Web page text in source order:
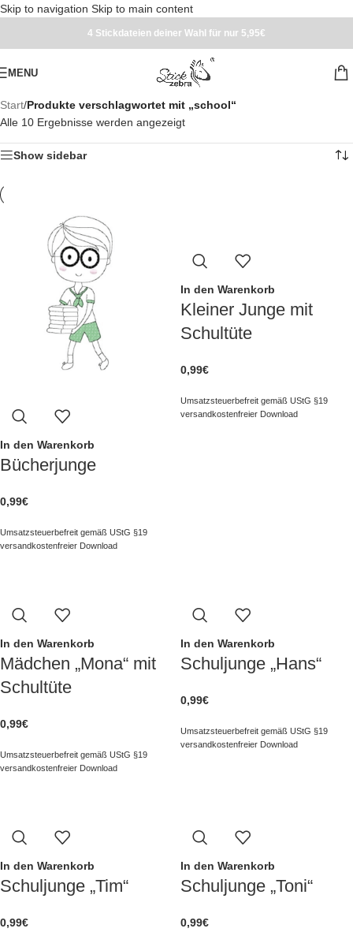
Skip to navigation Skip to main content
4 Stickdateien deiner Wahl für nur 5,95€
MENU
Start/Produkte verschlagwortet mit „school“
Alle 10 Ergebnisse werden angezeigt
Show sidebar
In den Warenkorb
Bücherjunge
0,99€
Umsatzsteuerbefreit gemäß UStG §19
versandkostenfreier Download
In den Warenkorb
Kleiner Junge mit
Schultüte
0,99€
Umsatzsteuerbefreit gemäß UStG §19
versandkostenfreier Download
In den Warenkorb
Mädchen „Mona“ mit
Schultüte
0,99€
Umsatzsteuerbefreit gemäß UStG §19
versandkostenfreier Download
In den Warenkorb
Schuljunge „Hans“
0,99€
Umsatzsteuerbefreit gemäß UStG §19
versandkostenfreier Download
In den Warenkorb
Schuljunge „Tim“
0,99€
In den Warenkorb
Schuljunge „Toni“
0,99€